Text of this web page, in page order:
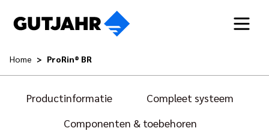
Home ProRin® BR
Productinformatie
Compleet systeem
Componenten & toebehoren